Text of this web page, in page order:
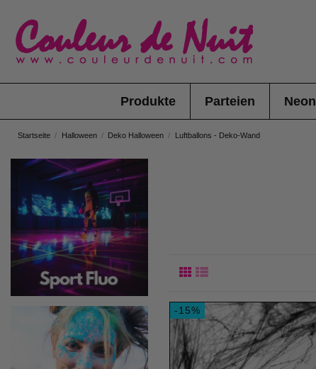
Produkte Parteien Neon
Startseite Halloween Deko Halloween Luftballons - Deko-Wand
-15%